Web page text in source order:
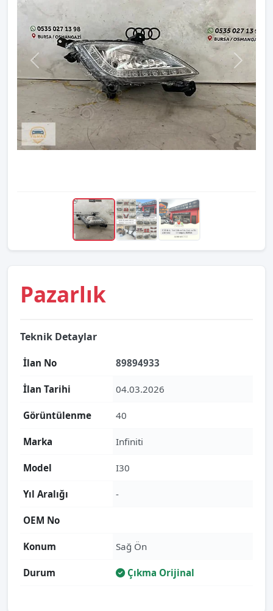
Pazarlık
Teknik Detaylar
İlan No 89894933
İlan Tarihi 04.03.2026
Görüntülenme 40
Marka Infiniti
Model I30
Yıl Aralığı -
OEM No
Konum Sağ Ön
Durum Çıkma Orijinal